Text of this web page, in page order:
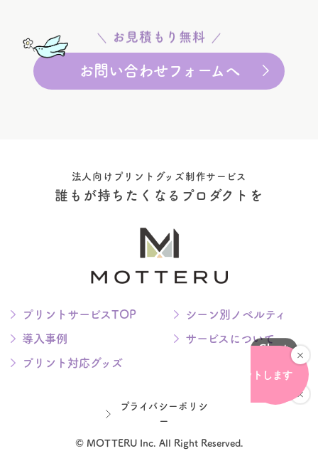
お見積もり無料
お問い合わせフォームへ
法人向けプリントグッズ制作サービス
誰もが持ちたくなるプロダクトを
プリントサービスTOP シーン別ノベルティ
導入事例 サービスについて
プリント対応グッズ
プライバシーポリシ
ー
© MOTTERU Inc. All Right Reserved.